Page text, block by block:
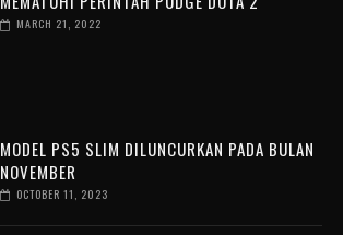
MARCH 21, 2022
MODEL PS5 SLIM DILUNCURKAN PADA BULAN
NOVEMBER
OCTOBER 11, 2023